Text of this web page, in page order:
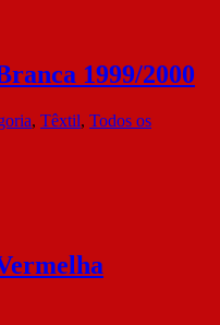
1999/2000
, Têxtil, Todos os